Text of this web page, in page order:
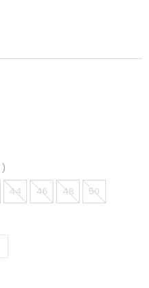
)
44 46 48 50